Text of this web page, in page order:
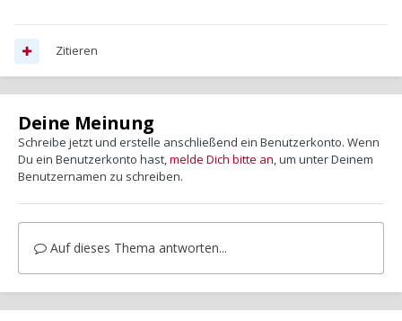
Zitieren
Deine Meinung
Schreibe jetzt und erstelle anschließend ein Benutzerkonto. Wenn
Du ein Benutzerkonto hast,melde Dich bitte an, um unter Deinem
Benutzernamen zu schreiben.
Auf dieses Thema antworten...